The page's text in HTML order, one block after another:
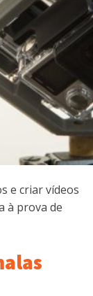
e criar vídeos
à prova de